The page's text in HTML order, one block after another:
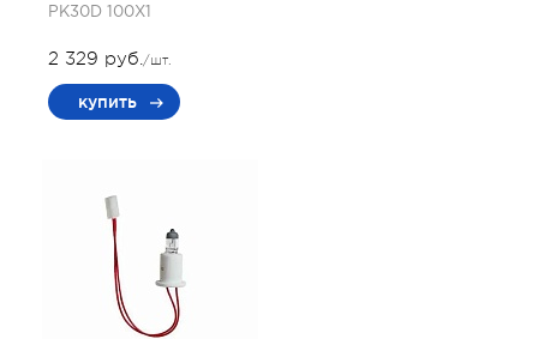
PK30D 100X1
2 329 руб./шт.
купить